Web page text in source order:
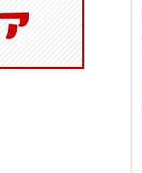
円
税込)
750円